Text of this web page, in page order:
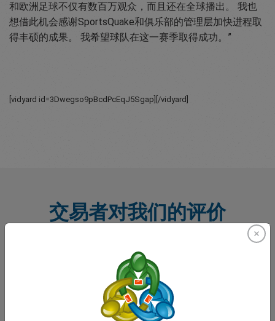
和欧洲足球不仅有数百万观众，而且还在全球播出。 我也
想借此机会感谢SportsQuake和俱乐部的管理层加快进程取
得丰硕的成果。 我希望球队在这一赛季取得成功。”
[vidyard id=3Dwegso9pBcdPcEqJ5Sgap][/vidyard]
交易者对我们的评价